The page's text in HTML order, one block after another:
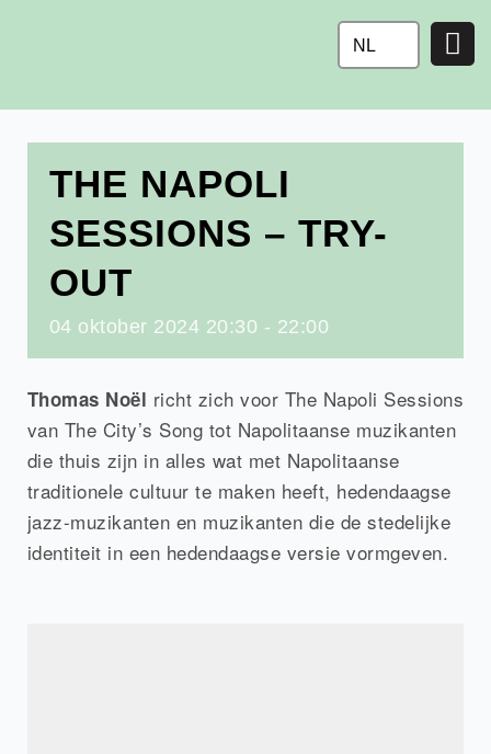
NL
THE NAPOLI
SESSIONS – TRY-
OUT
04 oktober 2024 20:30 - 22:00
Thomas Noël richt zich voor The Napoli Sessions
van The City’s Song tot Napolitaanse muzikanten
die thuis zijn in alles wat met Napolitaanse
traditionele cultuur te maken heeft, hedendaagse
jazz-muzikanten en muzikanten die de stedelijke
identiteit in een hedendaagse versie vormgeven.